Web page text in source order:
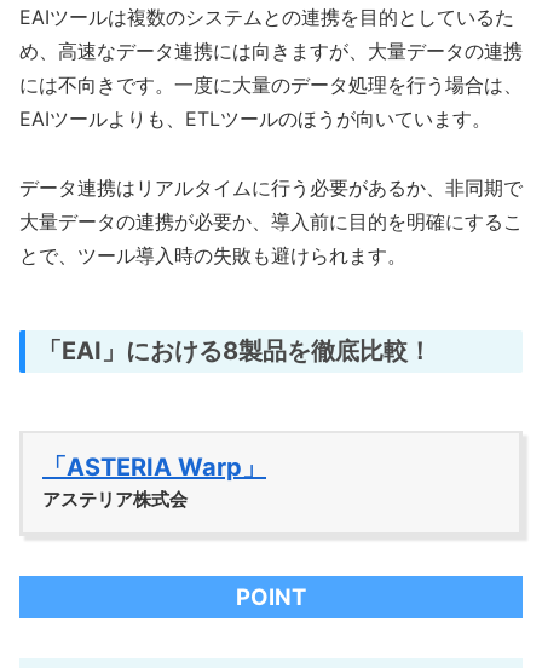
EAIツールは複数のシステムとの連携を目的としているた
め、高速なデータ連携には向きますが、大量データの連携
には不向きです。一度に大量のデータ処理を行う場合は、
EAIツールよりも、ETLツールのほうが向いています。
データ連携はリアルタイムに行う必要があるか、非同期で
大量データの連携が必要か、導入前に目的を明確にするこ
とで、ツール導入時の失敗も避けられます。
「EAI」における8製品を徹底比較！
「ASTERIA Warp」
アステリア株式会
POINT